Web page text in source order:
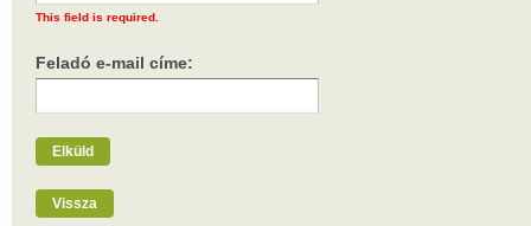
This field is required.
Feladó e-mail címe:
Elküld
Vissza